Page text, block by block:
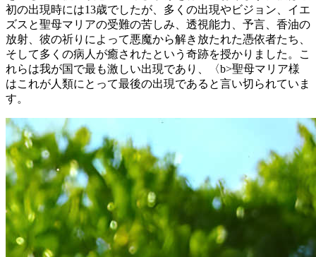
初の出現時には13歳でしたが、多くの出現やビジョン、イエ
ズスと聖母マリアの受難の苦しみ、透視能力、予言、香油の
放射、彼の祈りによって悪魔から解き放たれた憑依者たち、
そして多くの病人が癒されたという奇跡を授かりました。こ
れらは我が国で最も激しい出現であり、〈b>聖母マリア様
はこれが人類にとって最後の出現であると言い切られていま
す。